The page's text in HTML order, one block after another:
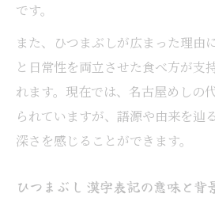
です。
また、ひつまぶしが広まった理由
と日常性を両立させた食べ方が支
れます。現在では、名古屋めしの
られていますが、語源や由来を辿
深さを感じることができます。
ひつまぶし 漢字表記の意味と背